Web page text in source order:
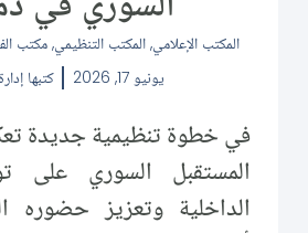
المكتب الإعلامي, المكتب التنظيمي, مكتب
يونيو 17, 2026
كتبها
في خطوة تنظيمية جديدة
المستقبل السوري على
الداخلية وتعزيز حضوره